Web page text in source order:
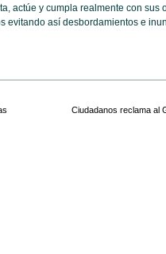
actúe y cumpla realmente con sus
evitando así desbordamientos e
Ciudadanos reclama al